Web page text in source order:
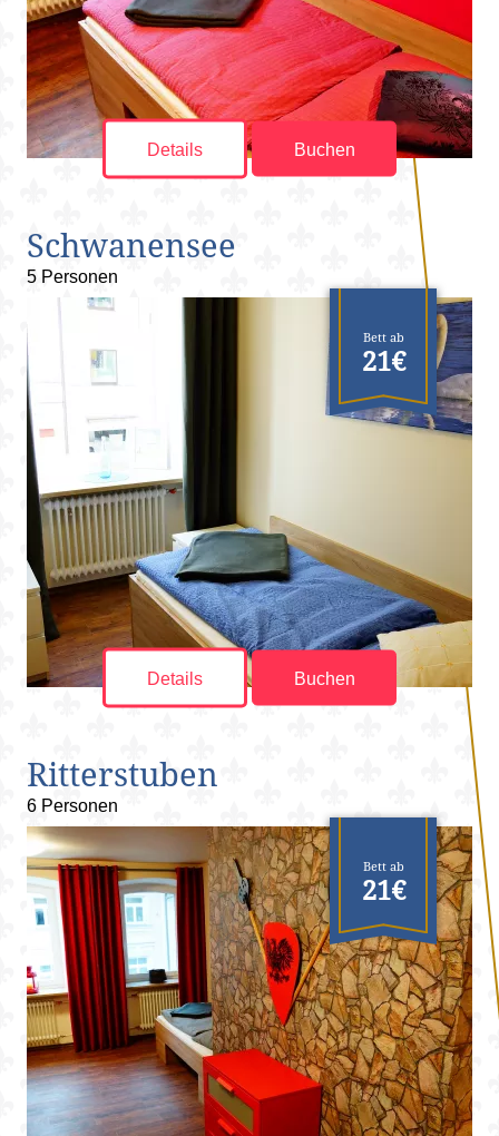
Details Buchen
Schwanensee
5 Personen
Bett ab
21€
Details Buchen
Ritterstuben
6 Personen
Bett ab
21€